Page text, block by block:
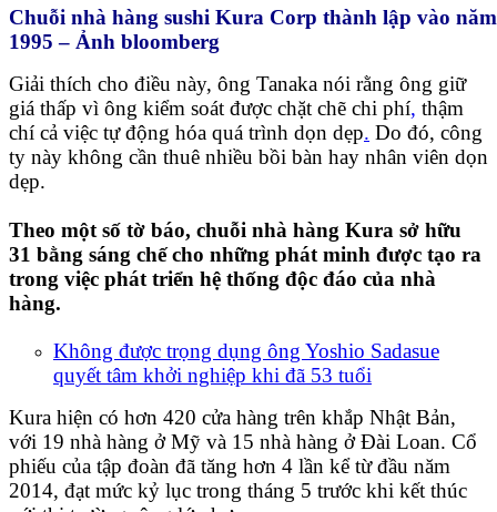
Chuỗi nhà hàng sushi Kura Corp thành lập vào năm
1995 – Ảnh bloomberg
Giải thích cho điều này, ông Tanaka nói rằng ông giữ
giá thấp vì ông kiểm soát được chặt chẽ chi phí, thậm
chí cả việc tự động hóa quá trình dọn dẹp. Do đó, công
ty này không cần thuê nhiều bồi bàn hay nhân viên dọn
dẹp.
Theo một số tờ báo, chuỗi nhà hàng Kura sở hữu
31 bằng sáng chế cho những phát minh được tạo ra
trong việc phát triển hệ thống độc đáo của nhà
hàng.
Không được trọng dụng ông Yoshio Sadasue
quyết tâm khởi nghiệp khi đã 53 tuổi
Kura hiện có hơn 420 cửa hàng trên khắp Nhật Bản,
với 19 nhà hàng ở Mỹ và 15 nhà hàng ở Đài Loan. Cổ
phiếu của tập đoàn đã tăng hơn 4 lần kể từ đầu năm
2014, đạt mức kỷ lục trong tháng 5 trước khi kết thúc